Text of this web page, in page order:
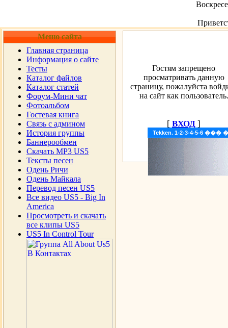
Меню сайта
Главная страница
Информация о сайте
Тесты
Каталог файлов
Каталог статей
Форум-Мини чат
Фотоальбом
Гостевая книга
Cвязь с админом
История группы
Баннерообмен
Скачать MP3 US5
Тексты песен
Одень Ричи
Одень Майкала
Перевод песен US5
Все видео US5 - Big In
America
Просмотреть и скачать
все клипы US5
US5 In Control Tour
Tekken. 1-2-3-4-5-6
Гостям запрещено
просматривать данную
страницу, пожалуйста
на сайт как пользователь.
[ ВХОД ]